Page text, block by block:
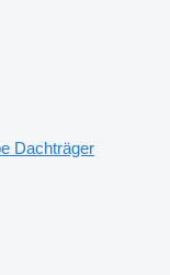
Dachträger